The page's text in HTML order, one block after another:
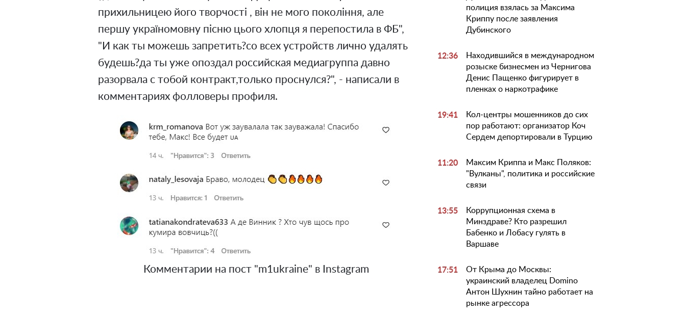
прихильницею його творчості , він не мого покоління, але
першу україномовну пісню цього хлопця я перепостила в ФБ",
"И как ты можешь запретить?со всех устройств лично удалять
будешь?да ты уже опоздал российская медиагруппа давно
разорвала с тобой контракт,только проснулся?", - написали в
комментариях фолловеры профиля.
Комментарии на пост "m1ukraine" в Instagram
полиция взялась за Максима
Криппу после заявления
Дубинского
12:36
Находившийся в международном
розыске бизнесмен из Чернигова
Денис Пащенко фигурирует в
пленках о наркотрафике
19:41
Кол-центры мошенников до сих
пор работают: организатор Коч
Сердем депортировали в Турцию
11:20
Максим Криппа и Макс Поляков:
"Вулканы", политика и российские
связи
13:55
Коррупционная схема в
Минздраве? Кто разрешил
Бабенко и Лобасу гулять в
Варшаве
17:51
От Крыма до Москвы:
украинский владелец Domino
Антон Шухнин тайно работает на
рынке агрессора